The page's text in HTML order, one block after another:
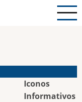
Iconos
Informativos